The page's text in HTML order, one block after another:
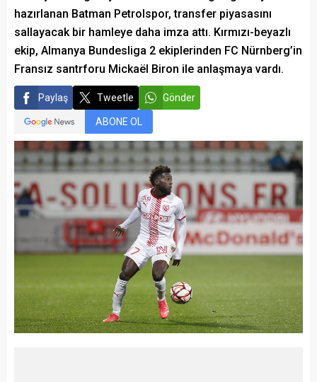
hazırlanan Batman Petrolspor, transfer piyasasını
sallayacak bir hamleye daha imza attı. Kırmızı-beyazlı
ekip, Almanya Bundesliga 2 ekiplerinden FC Nürnberg’in
Fransız santrforu Mickaël Biron ile anlaşmaya vardı.
Paylaş Tweetle Gönder
ABONE OL